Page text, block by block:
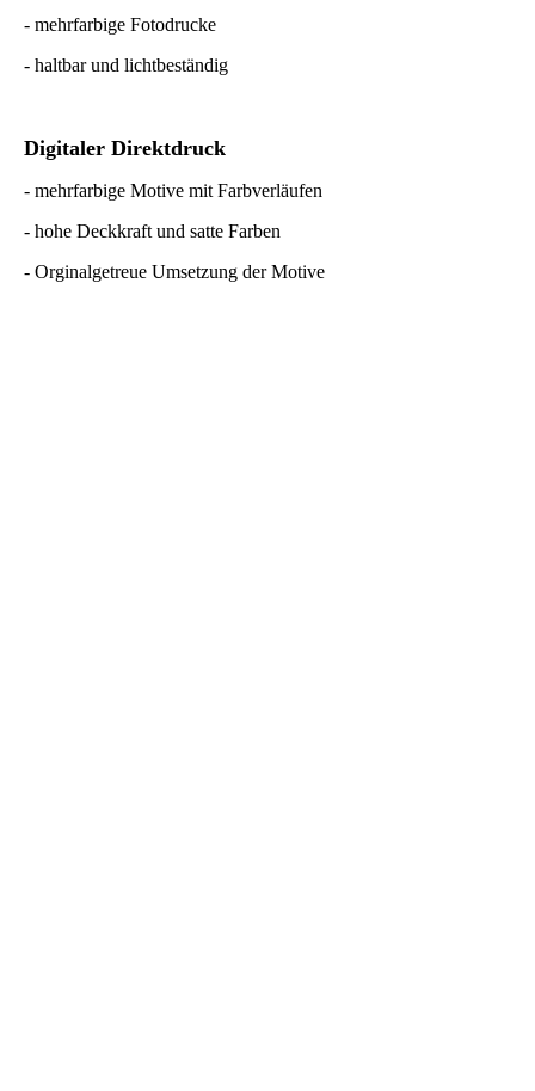
- mehrfarbige Fotodrucke
- haltbar und lichtbeständig
Digitaler Direktdruck
- mehrfarbige Motive mit Farbverläufen
- hohe Deckkraft und satte Farben
- Orginalgetreue Umsetzung der Motive